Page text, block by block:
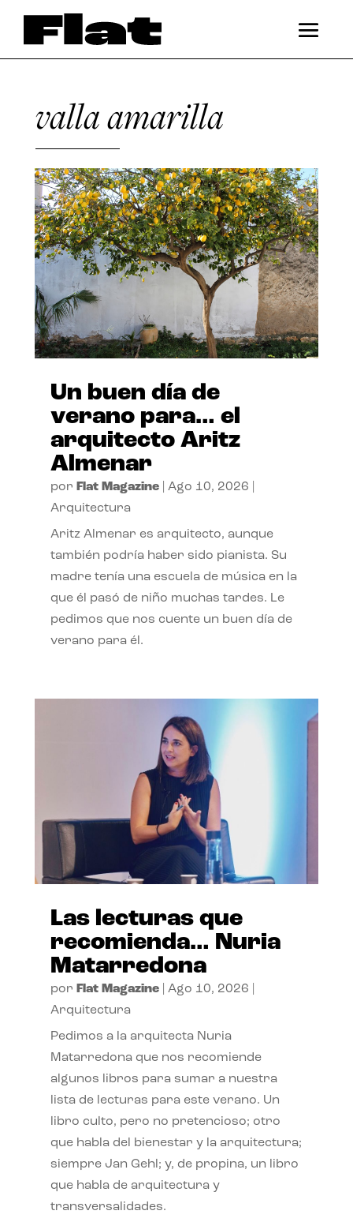
valla amarilla
Un buen día de
verano para… el
arquitecto Aritz
Almenar
por Flat Magazine| Ago 10, 2026
Arquitectura
Aritz Almenar es arquitecto, aunque
también podría haber sido pianista. Su
madre tenía una escuela de música en la
que él pasó de niño muchas tardes. Le
pedimos que nos cuente un buen día de
verano para él.
Las lecturas que
recomienda… Nuria
Matarredona
por Flat Magazine| Ago 10, 2026
Arquitectura
Pedimos a la arquitecta Nuria
Matarredona que nos recomiende
algunos libros para sumar a nuestra
lista de lecturas para este verano. Un
libro culto, pero no pretencioso; otro
que habla del bienestar y la arquitectura;
siempre Jan Gehl; y, de propina, un libro
que habla de arquitectura y
transversalidades.